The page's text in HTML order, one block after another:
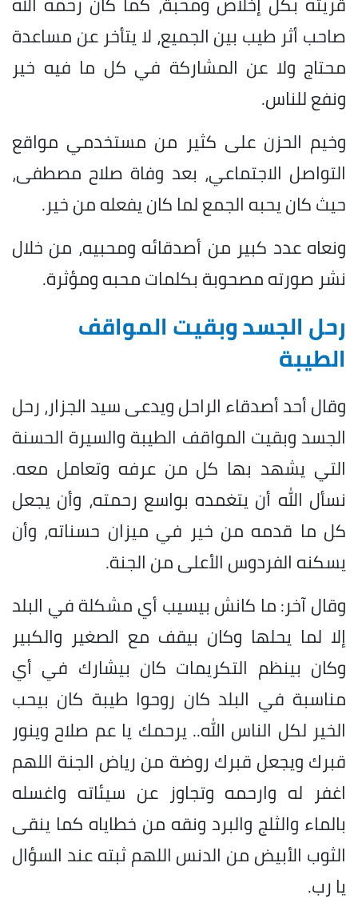
صاحب أثر طيب بين الجميع، لا يتأخر عن مساعدة
محتاج ولا عن المشاركة في كل ما فيه خير
ونفع للناس.
وخيم الحزن على كثير من مستخدمي مواقع
التواصل الاجتماعي، بعد وفاة صلاح مصطفى،
حيث كان يحبه الجمع لما كان يفعله من خير.
ونعاه عدد كبير من أصدقائه ومحبيه، من خلال
نشر صورته مصحوبة بكلمات محبه ومؤثرة.
رحل الجسد وبقيت المواقف
الطيبة
وقال أحد أصدقاء الراحل ويدعى سيد الجزار، رحل
الجسد وبقيت المواقف الطيبة والسيرة الحسنة
التي يشهد بها كل من عرفه وتعامل معه.
نسأل الله أن يتغمده بواسع رحمته، وأن يجعل
كل ما قدمه من خير في ميزان حسناته، وأن
يسكنه الفردوس الأعلى من الجنة.
وقال آخر: ما كانش بيسيب أي مشكلة في البلد
إلا لما يحلها وكان بيقف مع الصغير والكبير
وكان بينظم التكريمات كان بيشارك في أي
مناسبة في البلد كان روحوا طيبة كان بيحب
الخير لكل الناس الله.. يرحمك يا عم صلاح وينور
قبرك ويجعل قبرك روضة من رياض الجنة اللهم
اغفر له وارحمه وتجاوز عن سيئاته واغسله
بالماء والثلج والبرد ونقه من خطاياه كما ينقى
الثوب الأبيض من الدنس اللهم ثبته عند السؤال
يا رب.